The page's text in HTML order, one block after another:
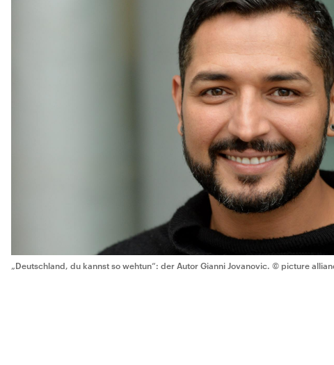
„Deutschland, du kannst so wehtun“: der Autor Gianni Jovanovic. © picture